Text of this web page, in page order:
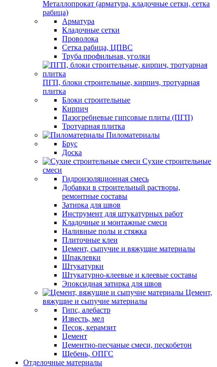
Металлопрокат (арматура, кладочные сетки, сетка
рабица)
Арматура
Кладочные сетки
Проволока
Сетка рабица, ЦПВС
Труба профильная, уголки
ПГП, блоки строительные, кирпич, тротуарная
плитка
Блоки строительные
Кирпич
Пазогребневые гипсовые плиты (ПГП)
Тротуарная плитка
Пиломатериалы
Брус
Доска
Сухие строительные
смеси
Гидроизоляционная смесь
Добавки в строительный растворы,
ремонтные составы
Затирка для швов
Инструмент для штукатурных работ
Кладочные и монтажные смеси
Наливные полы и стяжка
Плиточные клеи
Цемент, сыпучие и вяжущие материалы
Шпаклевки
Штукатурки
Штукатурно-клеевые и клеевые составы
Эпоксидная затирка для швов
Цемент,
вяжущие и сыпучие материалы
Гипс, алебастр
Известь, мел
Песок, керамзит
Цемент
Цементно-песчаные смеси, пескобетон
Щебень, ОПГС
Отделочные материалы